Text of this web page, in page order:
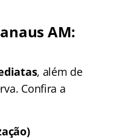
AM:
, além de
Confira a